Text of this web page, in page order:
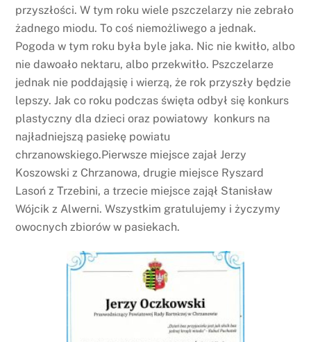
przyszłości. W tym roku wiele pszczelarzy nie zebrało
żadnego miodu. To coś niemożliwego a jednak.
Pogoda w tym roku była byle jaka. Nic nie kwitło, albo
nie dawoało nektaru, albo przekwitło. Pszczelarze
jednak nie poddająsię i wierzą, że rok przyszły będzie
lepszy. Jak co roku podczas święta odbył się konkurs
plastyczny dla dzieci oraz powiatowy konkurs na
najładniejszą pasiekę powiatu
chrzanowskiego.Pierwsze miejsce zajał Jerzy
Koszowski z Chrzanowa, drugie miejsce Ryszard
Lasoń z Trzebini, a trzecie miejsce zajął Stanisław
Wójcik z Alwerni. Wszystkim gratulujemy i życzymy
owocnych zbiorów w pasiekach.